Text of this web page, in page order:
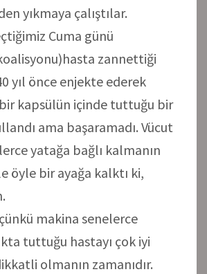
yıkmaya çalıştılar.
Cuma günü
zannettiği
yıl önce enjekte ederek
kapsülün içinde tuttuğu bir
ama başaramadı. Vücut
yatağa bağlı kalmanın
öyle bir ayağa kalktı ki,
makina senelerce
tuttuğu hastayı çok iyi
olmanın zamanıdır.